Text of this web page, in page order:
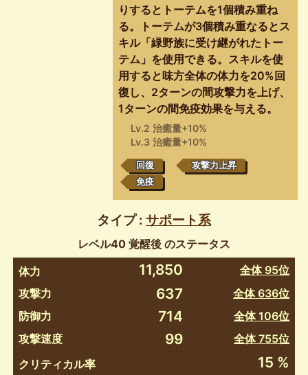
りするとトーテムを1個積み重ね
る。トーテムが3個積み重なるとス
キル「緑野族に受け継がれたトー
テム」を使用できる。スキルを使
用すると味方全体の体力を20%回
復し、2ターンの間攻撃力を上げ、
1ターンの間免疫効果を与える。
Lv.2 治癒量+10%
Lv.3 治癒量+10%
回復
攻撃力上昇
免疫
タイプ : サポート系
レベル40 覚醒後 のステータス
体力
11,850
全体 95位
攻撃力
637
全体 636位
防御力
714
全体 106位
攻撃速度
99
全体 755位
クリティカル率
15 %